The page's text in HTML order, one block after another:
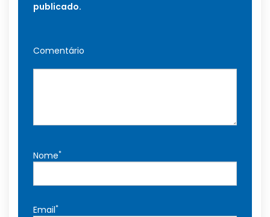
publicado.
Comentário
Nome*
Email*